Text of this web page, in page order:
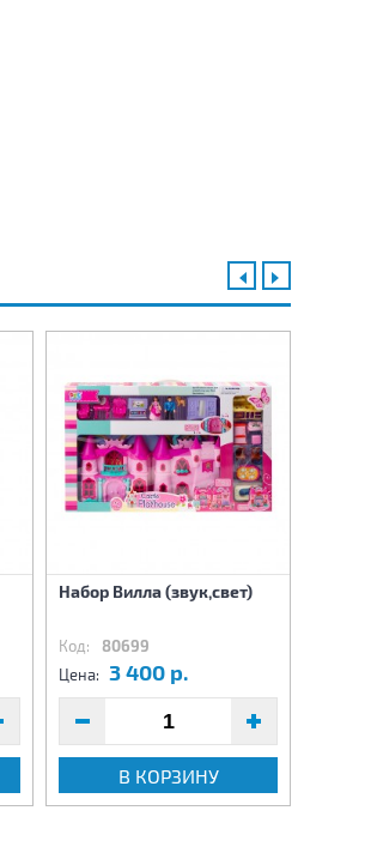
Набор Вилла (звук,свет)
Код: 80699
Цена: 3 400 р.
В КОРЗИНУ